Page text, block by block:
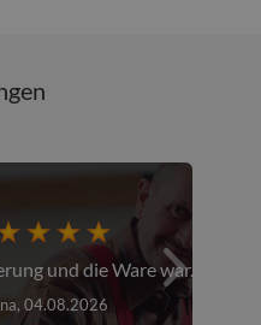
und die Ware war...
04.08.2026